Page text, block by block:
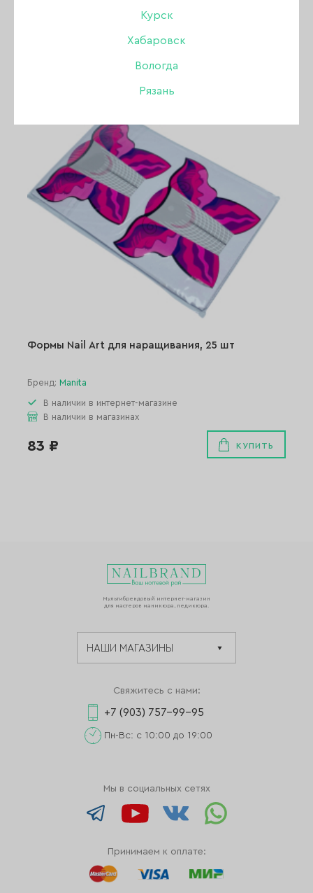
Курск
Хабаровск
Вологда
Рязань
Формы Nail Art для наращивания, 25 шт
Бренд: Manita
В наличии в интернет-магазине
В наличии в магазинах
83 ₽ КУПИТЬ
Мультибрендовый интернет-магазин
для мастеров маникюра, педикюра.
Свяжитесь с нами:
+7 (903) 757-99-95
Пн-Вс: с 10:00 до 19:00
Мы в социальных сетях
Принимаем к оплате: